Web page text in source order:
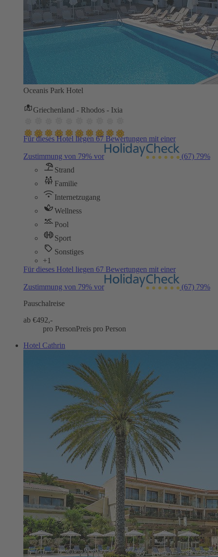
Oceanis Park Hotel
Griechenland - Rhodos - Ixia
Für dieses Hotel liegen 67 Bewertungen mit einer
Zustimmung von 79% vor (67) 79%
Strand
Familie
Internetzugang
Wellness
Pool
Sport
Sonstiges
+1
Für dieses Hotel liegen 67 Bewertungen mit einer
Zustimmung von 79% vor (67) 79%
Pauschalreise
ab €492,-
pro PersonPreis pro Person
Hotel Cathrin